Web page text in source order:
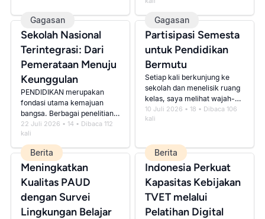
2026 tentang Pembatasan
Penggunaan Gawa...
Gagasan
Sekolah Nasional
Terintegrasi: Dari
Pemerataan Menuju
Keunggulan
PENDIDIKAN merupakan
fondasi utama kemajuan
bangsa. Berbagai penelitian
menunjukkan bahwa negara
yang berhasil membangun
sistem pendidikan y...
22 Juli 2026 • 14 • Dibaca 112
kali
Gagasan
Partisipasi Semesta
untuk Pendidikan
Bermutu
Setiap kali berkunjung ke
sekolah dan menelisik ruang
kelas, saya melihat wajah-
wajah dengan beragam
ekspresi. Ada murid yang
10 Juli 2026 • 18 • Dibaca 106
kali
Berita
Meningkatkan
Kualitas PAUD
dengan Survei
Lingkungan Belajar
Berita
Indonesia Perkuat
Kapasitas Kebijakan
TVET melalui
Pelatihan Digital